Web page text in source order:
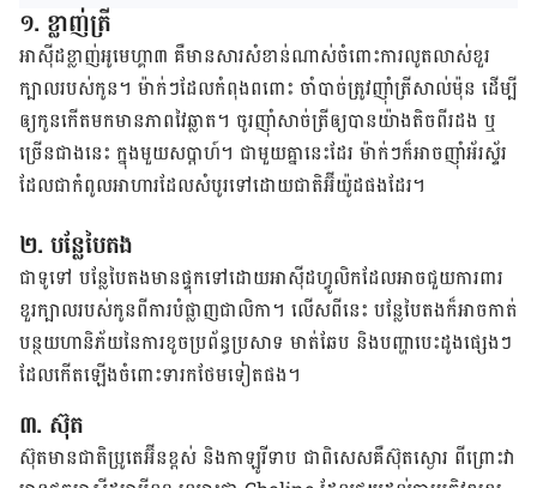
១.ខ្លាញ់​ត្រី
អាស៊ីដ​ខ្លាញ់​អូមេហ្គា​៣​ គឺ​មាន​សារសំខាន់​ណាស់​ចំពោះ​ការ​លូតលាស់​ខួរ​
ក្បាល​របស់​កូន​។​ ម៉ាក់ៗ​ដែល​កំពុង​ពពោះ​ ចាំបាច់​ត្រូវ​ញ៉ាំ​ត្រី​សាល់​ម៉ុន​ ដើម្បី​
ឲ្យ​កូន​កើត​មក​មាន​ភាព​វៃ​ឆ្លាត​។​ ចូរ​ញ៉ាំ​សាច់​ត្រី​​ឲ្យ​បាន​​យ៉ាង​តិច​ពីរ​​ដង​ ឬ​
ច្រើន​ជាង​នេះ ក្នុង​មួយ​សប្ដាហ៍។​ ជាមួយ​គ្នា​នេះ​ដែរ​ ម៉ាក់​ៗ​ក៏​អាច​ញ៉ាំ​អ័រស្ទ័រ
ដែល​ជា​កំពូល​អាហារ​ដែល​សំបូរ​ទៅ​ដោយ​ជាតិ​អ៊ី​យ៉ូដ​ផង​ដែរ​។
២.បន្លែ​បៃតង
ជា​ទូទៅ​ បន្លែ​បៃតង​មាន​ផ្ទុក​ទៅ​ដោយ​អាស៊ីដ​ហ្វូលិក​​ដែល​​អាច​ជួយ​ការពារ​
ខួរ​ក្បាល​របស់​កូន​ពី​ការ​បំផ្លាញ​ជាលិកា​។​ លើស​ពី​នេះ​ បន្លែ​បៃតង​ក៏​អាច​កាត់​
បន្ថយ​ហានិភ័យ​នៃ​ការ​ខូច​ប្រព័ន្ធ​ប្រសាទ មាត់​ឆែប​ និង​បញ្ហា​បេះដូង​​ផ្សេង​ៗ​
ដែល​កើត​ឡើង​ចំពោះ​ទារក​​ថែម​ទៀត​ផង​។​
៣.ស៊ុត
ស៊ុត​មាន​ជាតិ​ប្រូតេអ៊ីន​ខ្ពស់​ និង​កាឡូរី​ទាប​ ជាពិសេស​គឺ​ស៊ុត​ស្ងោរ​ ពីព្រោះ​វា​